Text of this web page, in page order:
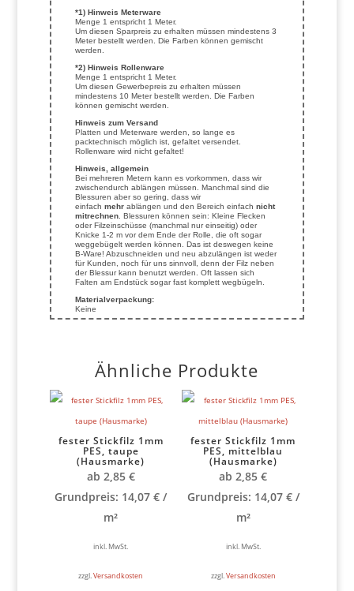
*1) Hinweis Meterware
Menge 1 entspricht 1 Meter.
Um diesen Sparpreis zu erhalten müssen mindestens 3
Meter bestellt werden. Die Farben können gemischt
werden.
*2) Hinweis Rollenware
Menge 1 entspricht 1 Meter.
Um diesen Gewerbepreis zu erhalten müssen
mindestens 10 Meter bestellt werden. Die Farben
können gemischt werden.
Hinweis zum Versand
Platten und Meterware werden, so lange es
packtechnisch möglich ist, gefaltet versendet.
Rollenware wird nicht gefaltet!
Hinweis, allgemein
Bei mehreren Metern kann es vorkommen, dass wir
zwischendurch ablängen müssen. Manchmal sind die
Blessuren aber so gering, dass wir
einfach mehr ablängen und den Bereich einfach nicht
mitrechnen. Blessuren können sein: Kleine Flecken
oder Filzeinschüsse (manchmal nur einseitig) oder
Knicke 1-2 m vor dem Ende der Rolle, die oft sogar
weggebügelt werden können. Das ist deswegen keine
B-Ware! Abzuschneiden und neu abzulängen ist weder
für Kunden, noch für uns sinnvoll, denn der Filz neben
der Blessur kann benutzt werden. Oft lassen sich
Falten am Endstück sogar fast komplett wegbügeln.
Materialverpackung:
Keine
Ähnliche Produkte
fester Stickfilz 1mm
PES, taupe
(Hausmarke)
ab 2,85 €
Grundpreis: 14,07€ /
m²
inkl. MwSt.
zzgl.Versandkosten
fester Stickfilz 1mm
PES, mittelblau
(Hausmarke)
ab2,85€
Grundpreis: 14,07 €/
m²
inkl. MwSt.
zzgl.Versandkosten